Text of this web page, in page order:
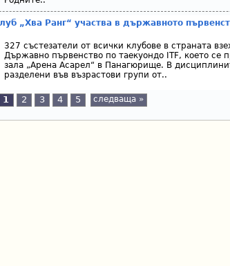
„Хва Ранг“ участва в държавното
327 състезатели от всички клубове в страната
Държавно първенство по таекуондо ITF, което се
зала „Арена Асарел“ в Панагюрище. В
разделени във възрастови групи от..
1 2 3 4 5 следваща »